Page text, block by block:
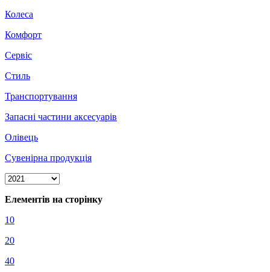
Колеса
Комфорт
Сервіс
Стиль
Транспортування
Запасні частини аксесуарів
Олівець
Сувенірна продукція
Елементів на сторінку
10
20
40